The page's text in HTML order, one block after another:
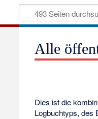
Alle
Dies ist die
Logbuchtyps, des